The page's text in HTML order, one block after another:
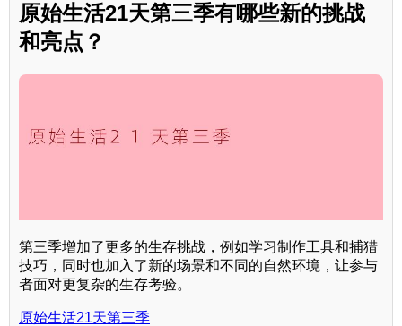
原始生活21天第三季有哪些新的挑战
和亮点？
第三季增加了更多的生存挑战，例如学习制作工具和捕猎
技巧，同时也加入了新的场景和不同的自然环境，让参与
者面对更复杂的生存考验。
原始生活21天第三季